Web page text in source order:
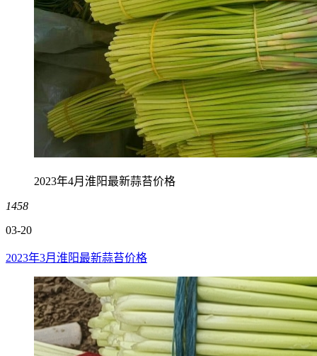
2023年4月淮阳最新蒜苔价格
1458
03-20
2023年3月淮阳最新蒜苔价格